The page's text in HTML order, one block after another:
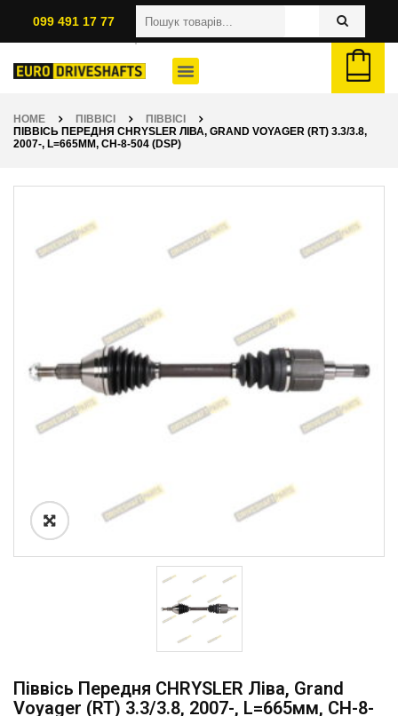
099 491 17 77
HOME ПІВВІСІ
ПІВВІСІ
ПІВВІСЬ ПЕРЕДНЯ CHRYSLER ЛІВА, GRAND VOYAGER (RT) 3.3/3.8,
2007-, L=665ММ, CH-8-504 (DSP)
Піввісь Передня CHRYSLER Ліва, Grand
Voyager (RT) 3.3/3.8, 2007-, L=665мм, CH-8-